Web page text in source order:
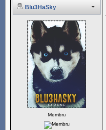
Blu3HaSky
Membru